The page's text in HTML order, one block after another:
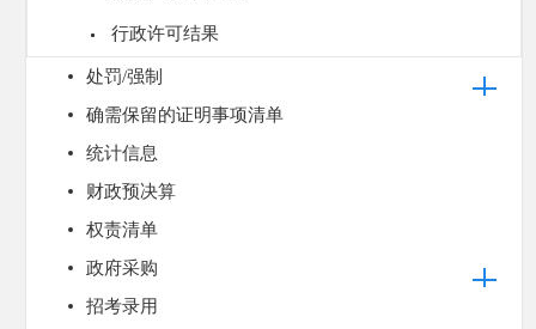
行政许可结果
处罚/强制
确需保留的证明事项清单
统计信息
财政预决算
权责清单
政府采购
招考录用